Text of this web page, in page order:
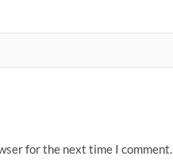
for the next time I comment.